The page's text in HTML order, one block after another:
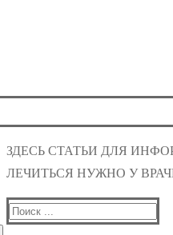
ЗДЕСЬ СТАТЬИ ДЛЯ
ЛЕЧИТЬСЯ НУЖНО У
Найти: